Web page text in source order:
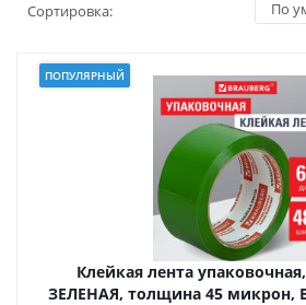
Сортировка:
ПОПУЛЯРНЫЙ
Клейкая лента
ЗЕЛЕНАЯ, толщина 45 микрон,